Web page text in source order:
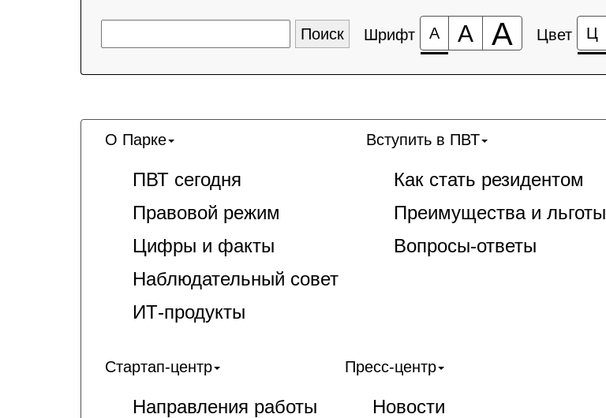
Шрифт А А А Цвет Ц
О Парке
ПВТ сегодня
Правовой режим
Цифры и факты
Наблюдательный совет
ИТ-продукты
Вступить в ПВТ
Как стать резидентом
Преимущества и льготы
Вопросы-ответы
Стартап-центр
Направления работы
Пресс-центр
Новости